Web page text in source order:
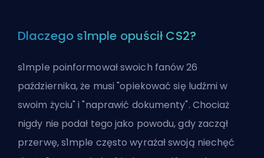
Dlaczego s1mple opuścił CS2?
s1mple poinformował swoich fanów 26
października, że musi "opiekować się ludźmi w
swoim życiu" i "naprawić dokumenty". Chociaż
nigdy nie podał tego jako powodu, gdy zaczął
przerwę, s1mple często wyrażał swoją niechęć